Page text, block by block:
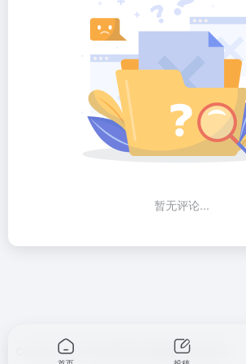
暂无评论...
Copyright © 2026 OneNav强力驱动